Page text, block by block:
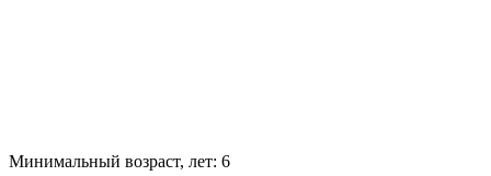
Минимальный возраст, лет: 6